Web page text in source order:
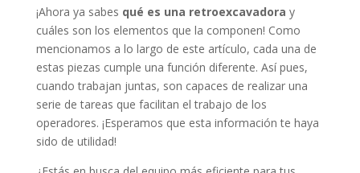
¡Ahora ya sabes qué es una retroexcavadora y
cuáles son los elementos que la componen! Como
mencionamos a lo largo de este artículo, cada una de
estas piezas cumple una función diferente. Así pues,
cuando trabajan juntas, son capaces de realizar una
serie de tareas que facilitan el trabajo de los
operadores. ¡Esperamos que esta información te haya
sido de utilidad!